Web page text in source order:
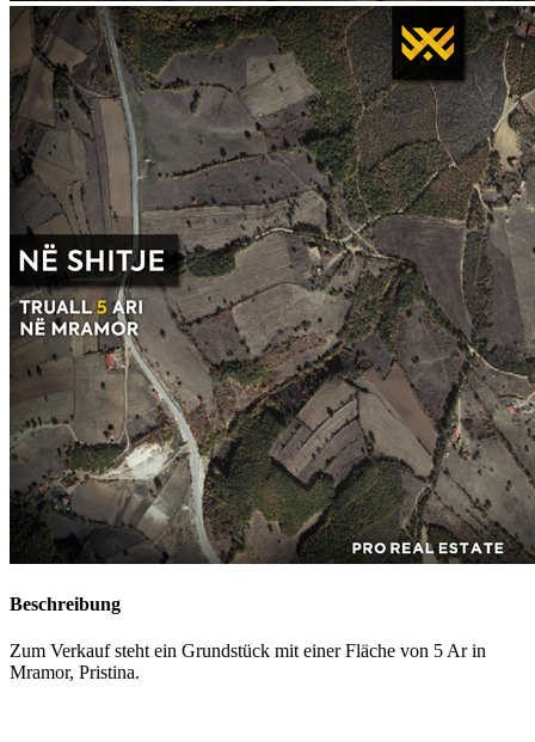
Beschreibung
Zum Verkauf steht ein Grundstück mit einer Fläche von 5 Ar in
Mramor, Pristina.